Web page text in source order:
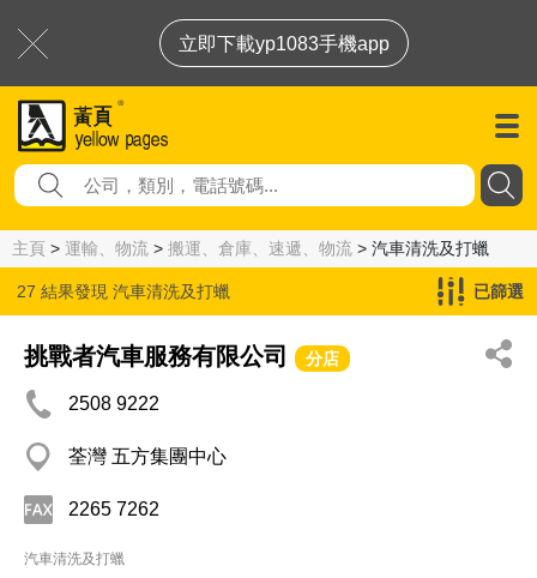
立即下載yp1083手機app
主頁 > 運輸、物流 > 搬運、倉庫、速遞、物流 > 汽車清洗及打蠟
27 結果發現 汽車清洗及打蠟 已篩選
挑戰者汽車服務有限公司 分店
2508 9222
荃灣 五方集團中心
2265 7262
汽車清洗及打蠟